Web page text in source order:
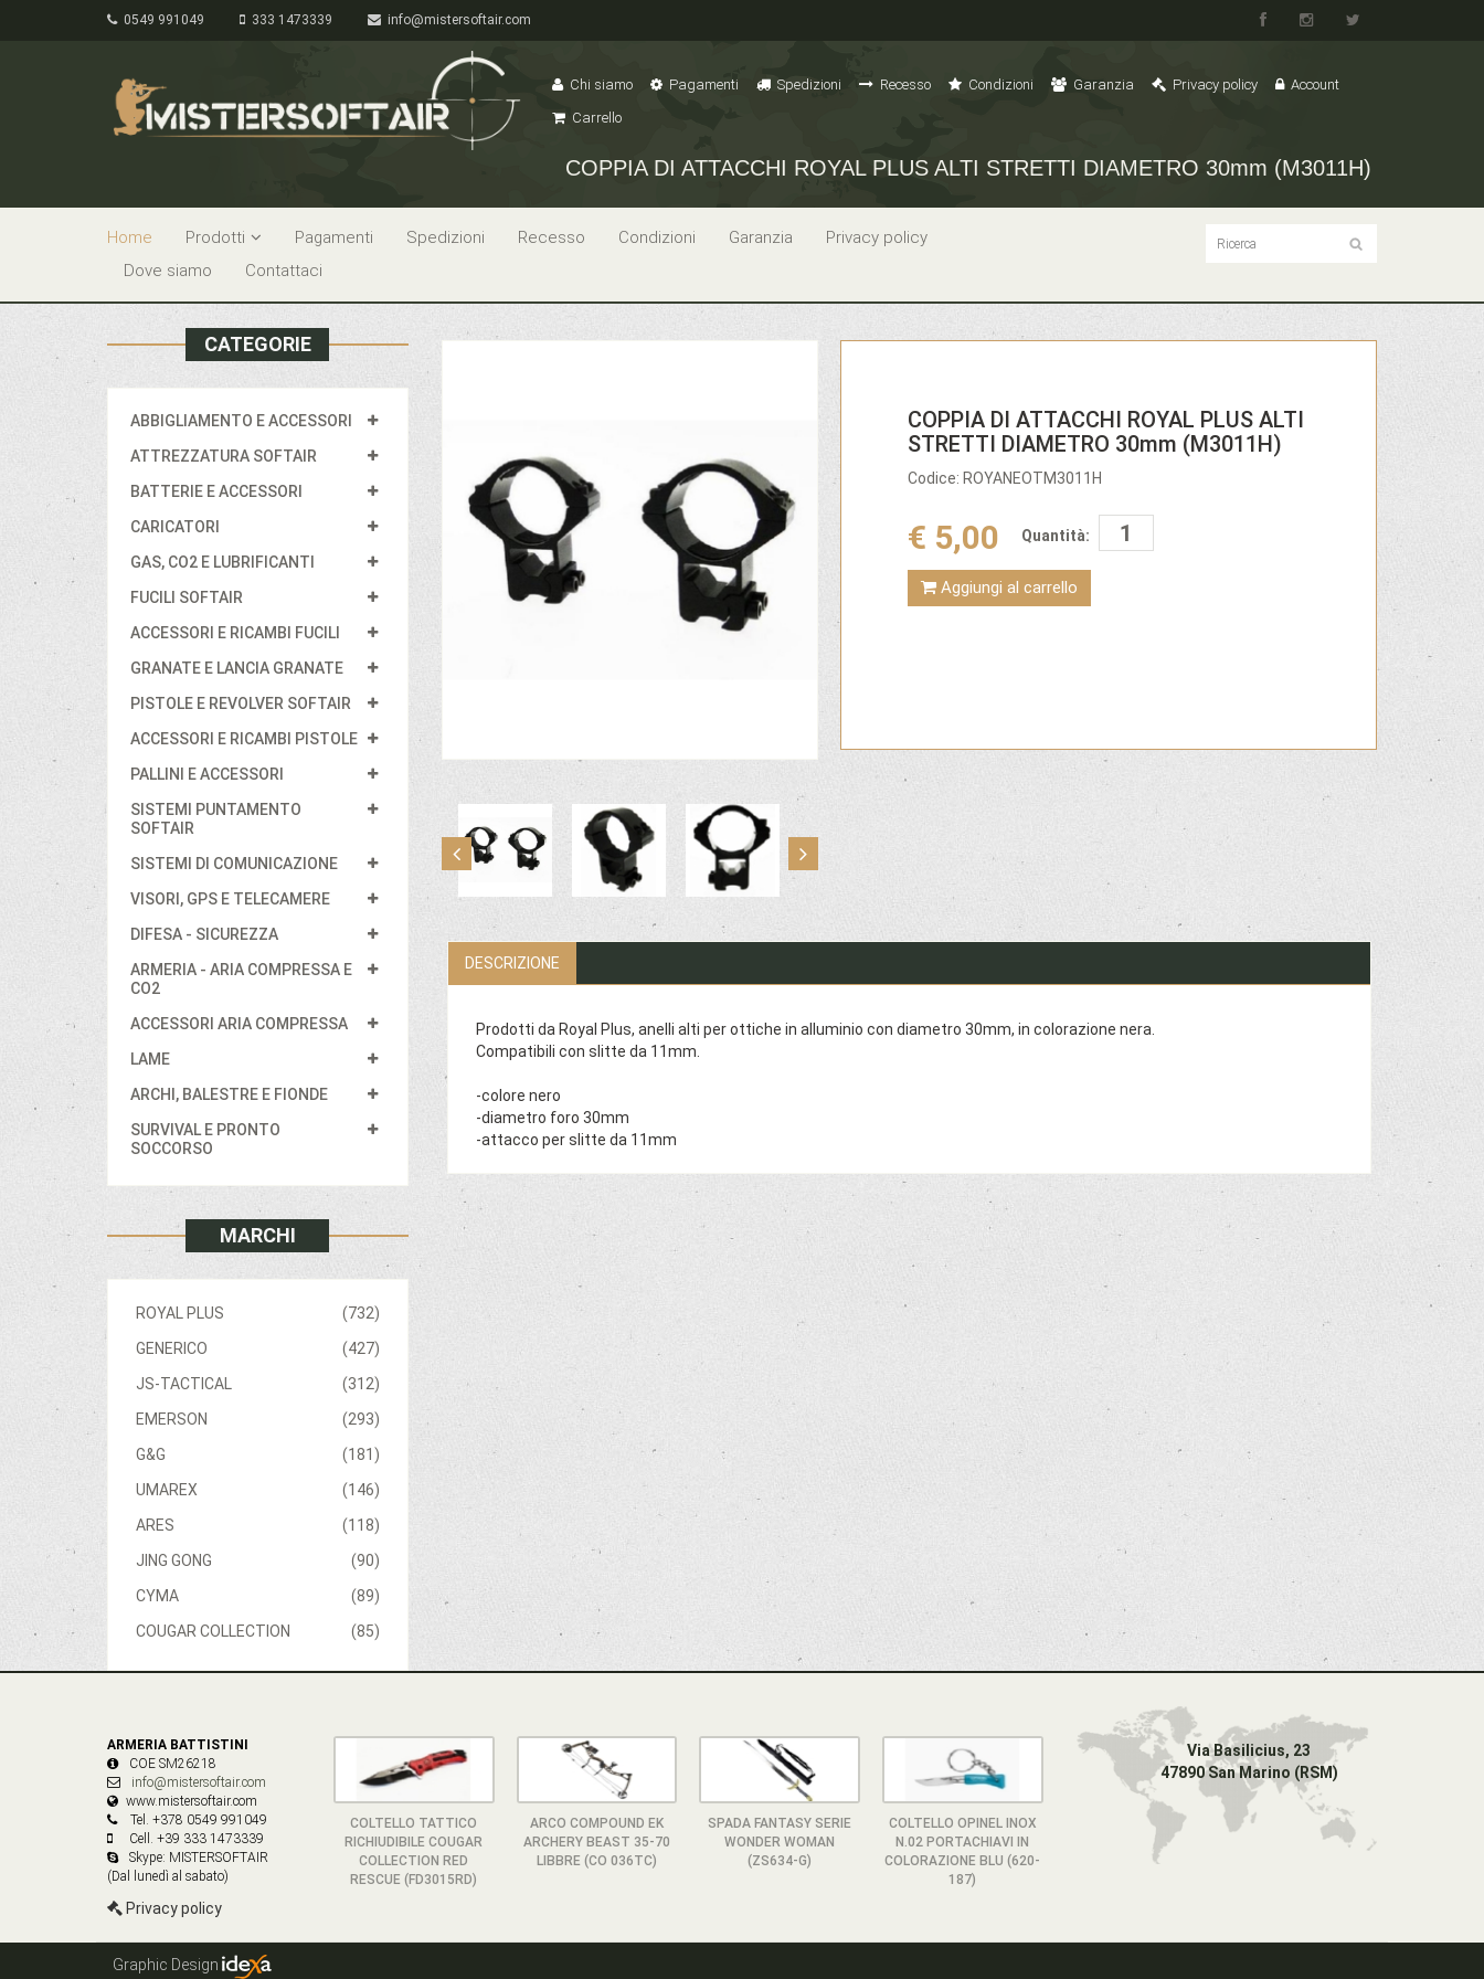
0549 991049 333 1473339 info@mistersoftair.com
Chi siamo Pagamenti Spedizioni Recesso Condizioni Garanzia Privacy policy
Account
Carrello
COPPIA DI ATTACCHI ROYAL PLUS ALTI STRETTI DIAMETRO 30mm (M3011H)
Home Prodotti Pagamenti Spedizioni Recesso Condizioni Garanzia
Privacy policy
Dove siamo
Contattaci
CATEGORIE
ABBIGLIAMENTO E ACCESSORI
ATTREZZATURA SOFTAIR
BATTERIE E ACCESSORI
CARICATORI
GAS, CO2 E LUBRIFICANTI
FUCILI SOFTAIR
ACCESSORI E RICAMBI FUCILI
GRANATE E LANCIA GRANATE
PISTOLE E REVOLVER SOFTAIR
ACCESSORI E RICAMBI PISTOLE
PALLINI E ACCESSORI
SISTEMI PUNTAMENTO
SOFTAIR
SISTEMI DI COMUNICAZIONE
VISORI, GPS E TELECAMERE
DIFESA - SICUREZZA
ARMERIA - ARIA COMPRESSA E
CO2
ACCESSORI ARIA COMPRESSA
LAME
ARCHI, BALESTRE E FIONDE
SURVIVAL E PRONTO
SOCCORSO
MARCHI
(732)
ROYAL PLUS
(427)
GENERICO
(312)
JS-TACTICAL
(293)
EMERSON
(181)
G&G
(146)
UMAREX
(118)
ARES
(90)
JING GONG
(89)
CYMA
(85)
COUGAR COLLECTION
COPPIA DI ATTACCHI ROYAL PLUS ALTI
STRETTI DIAMETRO 30mm (M3011H)
Codice: ROYANEOTM3011H
€ 5,00 Quantità:
Aggiungi al carrello
DESCRIZIONE
Prodotti da Royal Plus, anelli alti per ottiche in alluminio con diametro 30mm, in colorazione nera.
Compatibili con slitte da 11mm.
-colore nero
-diametro foro 30mm
-attacco per slitte da 11mm
ARMERIA BATTISTINI
COE SM26218
info@mistersoftair.com
www.mistersoftair.com
Tel. +378 0549 991049
Cell. +39 333 1473339
Skype: MISTERSOFTAIR
(Dal lunedì al sabato)
Privacy policy
COLTELLO TATTICO
RICHIUDIBILE COUGAR
COLLECTION RED
RESCUE (FD3015RD)
ARCO COMPOUND EK
ARCHERY BEAST 35-70
LIBBRE (CO 036TC)
SPADA FANTASY SERIE
WONDER WOMAN
(ZS634-G)
COLTELLO OPINEL INOX
N.02 PORTACHIAVI IN
COLORAZIONE BLU (620-
187)
Via Basilicius, 23
47890 San Marino (RSM)
Graphic Design